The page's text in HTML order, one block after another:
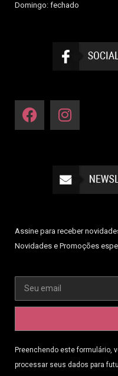
Domingo: fechado
Assine para receber
Novidades e Promoções
Preenchendo este formulário,
processar seus dados para